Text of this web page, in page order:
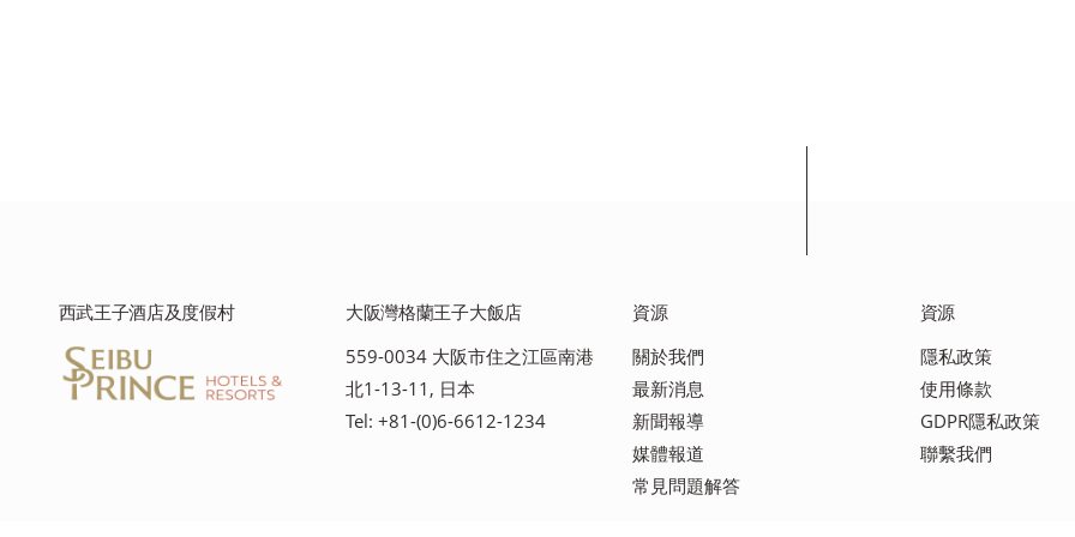
西武王子酒店及度假村
大阪灣格蘭王子大飯店
559-0034 大阪市住之江區南港
北1-13-11, 日本
Tel: +81-(0)6-6612-1234
資源
關於我們
最新消息
新聞報導
媒體報道
常見問題解答
資源
隱私政策
使用條款
GDPR隱私政策
聯繫我們